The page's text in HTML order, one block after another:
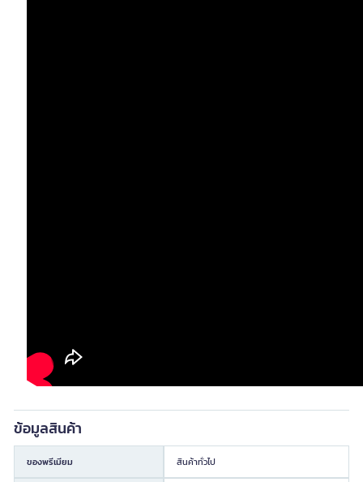
ข้อมูลสินค้า
ของพรีเมียม สินค้าทั่วไป